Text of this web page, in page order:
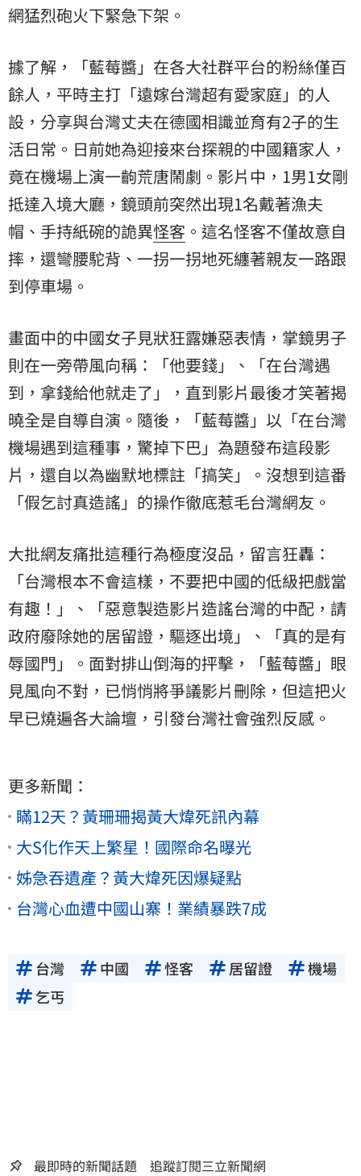
網猛烈砲火下緊急下架。
據了解，「藍莓醬」在各大社群平台的粉絲僅百
餘人，平時主打「遠嫁台灣超有愛家庭」的人
設，分享與台灣丈夫在德國相識並育有2子的生
活日常。日前她為迎接來台探親的中國籍家人，
竟在機場上演一齣荒唐鬧劇。影片中，1男1女剛
抵達入境大廳，鏡頭前突然出現1名戴著漁夫
帽、手持紙碗的詭異怪客 。這名怪客不僅故意自
摔，還彎腰駝背、一拐一拐地死纏著親友一路跟
到停車場。
畫面中的中國女子見狀狂露嫌惡表情，掌鏡男子
則在一旁帶風向稱：「他要錢」、「在台灣遇
到，拿錢給他就走了」，直到影片最後才笑著揭
曉全是自導自演。隨後，「藍莓醬」以「在台灣
機場遇到這種事，驚掉下巴」為題發布這段影
片，還自以為幽默地標註「搞笑」。沒想到這番
「假乞討真造謠」的操作徹底惹毛台灣網友。
大批網友痛批這種行為極度沒品，留言狂轟：
「台灣根本不會這樣，不要把中國的低級把戲當
有趣！」、「惡意製造影片造謠台灣的中配，請
政府廢除她的居留證，驅逐出境」、「真的是有
辱國門」。面對排山倒海的抨擊，「藍莓醬」眼
見風向不對，已悄悄將爭議影片刪除，但這把火
早已燒遍各大論壇，引發台灣社會強烈反感。
更多新聞：
瞞12天？黃珊珊揭黃大煒死訊內幕
大S化作天上繁星！國際命名曝光
姊急吞遺產？黃大煒死因爆疑點
台灣心血遭中國山寨！業績暴跌7成
台灣 中國 怪客 居留證
機場
乞丐
最即時的新聞話題 追蹤訂閱三立新聞網